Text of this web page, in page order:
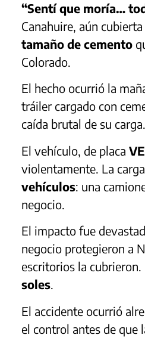
“Sentí que moría…
Canahuire, aún
tamaño de cemento
Colorado.
El hecho ocurrió la
tráiler cargado con
caída brutal de su
El vehículo, de placa
violentamente. La
vehículos: una
negocio.
El impacto fue
negocio protegieron a
escritorios la
soles.
El accidente ocurrió
el control antes de que